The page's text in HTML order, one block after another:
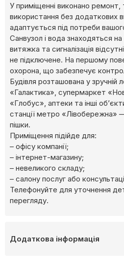
У приміщенні виконано
використання без додаткових
адаптується під потреби
Санвузол і вода знаходяться на
витяжка та сигналізація
не підключене. На першому
охорона, що забезпечує
Будівля розташована у зручній
«Галактика», супермаркет
«Глобус», аптеки та інші
станції метро «Лівобережна»
пішки.
Приміщення підійде для:
– офісу компанії;
– інтернет-магазину;
– невеликого складу;
– салону послуг або
Телефонуйте для уточнення
перегляду.
Додаткова інформація